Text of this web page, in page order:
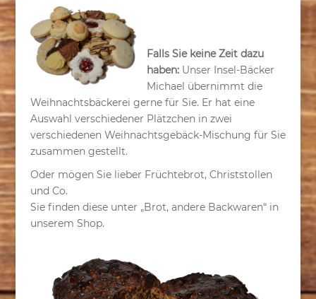
Falls Sie keine Zeit dazu
haben:Unser Insel-Bäcker
Michael übernimmt die
Weihnachtsbäckerei gerne für Sie. Er hat eine
Auswahl verschiedener Plätzchen in zwei
verschiedenen Weihnachtsgebäck-Mischung für Sie
zusammen gestellt.
Oder mögen Sie lieber Früchtebrot, Christstollen
und Co.
Sie finden diese unter „Brot, andere Backwaren“ in
unserem Shop.